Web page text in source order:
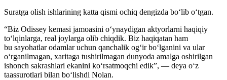
Suratga olish ishlarining katta qismi ochiq dengizda bo‘lib o‘tgan.
“Biz Odissey kemasi jamoasini o‘ynaydigan aktyorlarni haqiqiy
to‘lqinlarga, real joylarga olib chiqdik. Biz haqiqatan ham
bu sayohatlar odamlar uchun qanchalik og‘ir boʻlganini va ular
o‘rganilmagan, xaritaga tushirilmagan dunyoda amalga oshirilgan
ishonch sakrashlari ekanini ko‘rsatmoqchi edik”, — deya o‘z
taassurotlari bilan boʻlishdi Nolan.